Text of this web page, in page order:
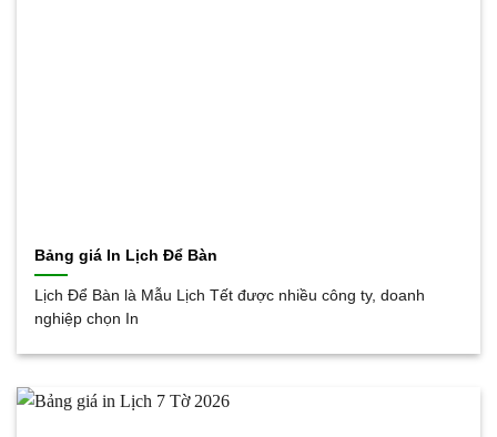
Bảng giá In Lịch Để Bàn
Lịch Để Bàn là Mẫu Lịch Tết được nhiều công ty, doanh
nghiệp chọn In